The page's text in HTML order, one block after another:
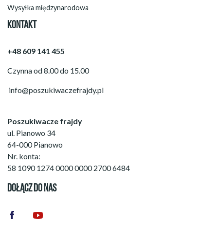
Wysyłka międzynarodowa
KONTAKT
+48 609 141 455
Czynna od 8.00 do 15.00
info@poszukiwaczefrajdy.pl
Poszukiwacze frajdy
ul. Pianowo 34
64-000 Pianowo
Nr. konta:
58 1090 1274 0000 0000 2700 6484
DOŁĄCZ DO NAS